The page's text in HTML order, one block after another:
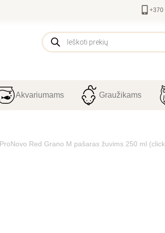
+370
Akvariumams Graužikams
ProNovo Red Grano M pašaras žuvims 250 ml